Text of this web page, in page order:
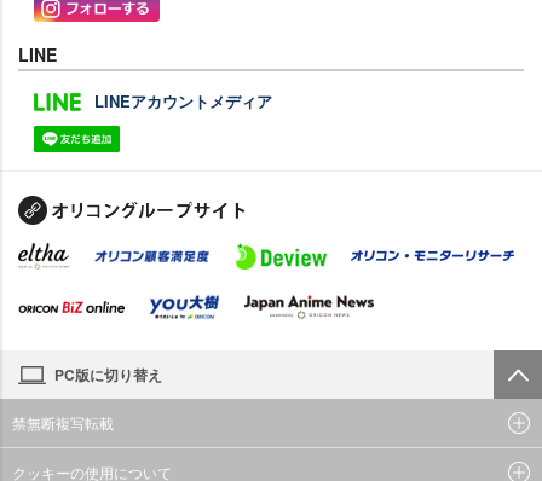
LINE
LINEアカウントメディア
PC版に切り替え
禁無断複写転載
クッキーの使用について